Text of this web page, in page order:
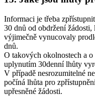
Informaci je třeba
30 dnů od obdržení
výjimečně vynucovaly
dnů.
O takových okolnostech a
uplynutím 30denní lhůty
V případě nesrozumitelné
počíná lhůta pro
upřesněné žádosti.